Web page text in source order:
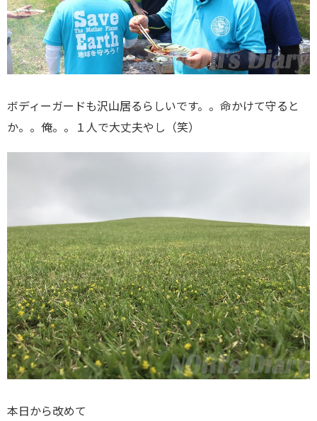
ボディーガードも沢山居るらしいです。。命かけて守ると
か。。俺。。１人で大丈夫やし（笑）
本日から改めて